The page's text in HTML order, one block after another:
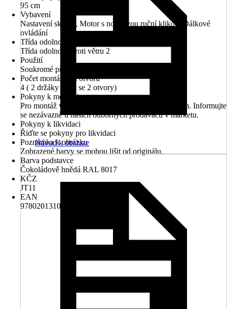
95 cm
Vybavení
Nastavení sklonu, Motor s nouzovou ruční klikou, Dálkové
ovládání
Třída odolnosti proti větru
Třída odolnosti proti větru 2
Použití
Soukromé prostory
Počet montážních otvorů
4 ( 2 držáky vždy se 2 otvory)
Pokyny k montáži
Pro montáž využijte náš montážní servis odborníkem. Informujte
se nezávazně u našich odborných prodavačů v marketu.
Pokyny k likvidaci
Řiďte se pokyny pro likvidaci
Poznámka k obrázku
Zobrazené barvy se mohou lišit od originálu.
Barva podstavce
Čokoládově hnědá RAL 8017
KČZ
JT11
EAN
9780201310658
Návod k obsluze